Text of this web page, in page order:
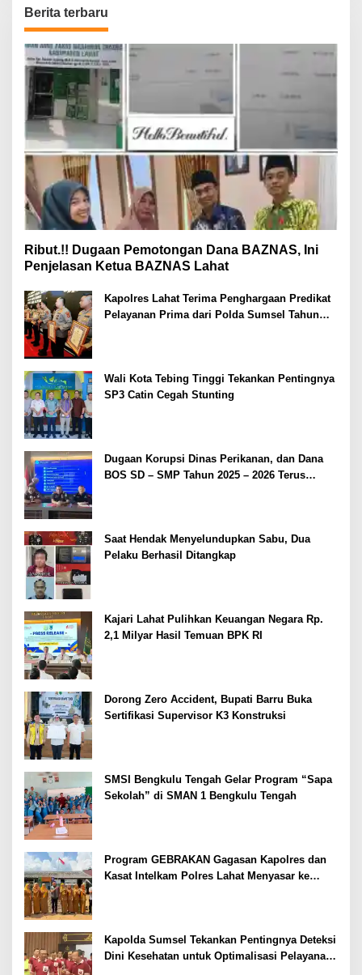
Berita terbaru
Ribut.!! Dugaan Pemotongan Dana BAZNAS, Ini
Penjelasan Ketua BAZNAS Lahat
Kapolres Lahat Terima Penghargaan Predikat
Pelayanan Prima dari Polda Sumsel Tahun
Wali Kota Tebing Tinggi Tekankan Pentingnya
SP3 Catin Cegah Stunting
Dugaan Korupsi Dinas Perikanan, dan Dana
BOS SD – SMP Tahun 2025 – 2026 Terus
Saat Hendak Menyelundupkan Sabu, Dua
Pelaku Berhasil Ditangkap
Kajari Lahat Pulihkan Keuangan Negara Rp.
2,1 Milyar Hasil Temuan BPK RI
Dorong Zero Accident, Bupati Barru Buka
Sertifikasi Supervisor K3 Konstruksi
SMSI Bengkulu Tengah Gelar Program “Sapa
Sekolah” di SMAN 1 Bengkulu Tengah
Program GEBRAKAN Gagasan Kapolres dan
Kasat Intelkam Polres Lahat Menyasar ke
Kapolda Sumsel Tekankan Pentingnya Deteksi
Dini Kesehatan untuk Optimalisasi Pelayanan